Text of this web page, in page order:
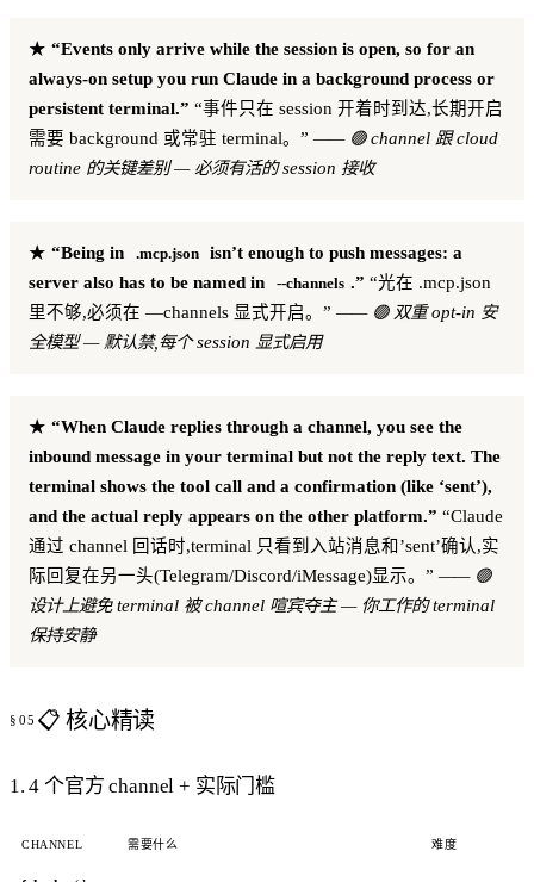
★ “Events only arrive while the session is open, so for an
always-on setup you run Claude in a background process or
persistent terminal.” “事件只在 session 开着时到达,长期开启
需要 background 或常驻 terminal。” —— 🟢 channel 跟 cloud
routine 的关键差别 — 必须有活的 session 接收
★ “Being in .mcp.json
isn’t enough to push messages: a
server also has to be named in
--channels .” “光在 .mcp.json
里不够,必须在 —channels 显式开启。” —— 🟢 双重 opt-in 安
全模型 — 默认禁,每个 session 显式启用
★ “When Claude replies through a channel, you see the
inbound message in your terminal but not the reply text. The
terminal shows the tool call and a confirmation (like ‘sent’),
and the actual reply appears on the other platform.” “Claude
通过 channel 回话时,terminal 只看到入站消息和’sent’确认,实
际回复在另一头(Telegram/Discord/iMessage)显示。” —— 🟢
设计上避免 terminal 被 channel 喧宾夺主 — 你工作的 terminal
保持安静
📋 核心精读
1. 4 个官方 channel + 实际门槛
CHANNEL 需要什么 难度